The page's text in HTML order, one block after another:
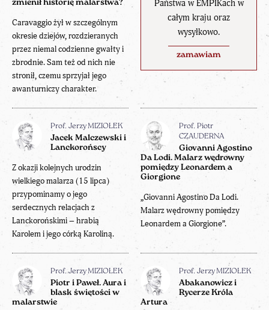
Państwa w EMPIKach w
całym kraju oraz
wysyłkowo.
zamawiam
zmienił historię malarstwa?
Caravaggio żył w szczególnym
okresie dziejów, rozdzieranych
przez niemal codzienne gwałty i
zbrodnie. Sam też od nich nie
stronił, czemu sprzyjał jego
awanturniczy charakter.
Prof. Jerzy MIZIOŁEK
Jacek Malczewski i
Lanckorońscy
Z okazji kolejnych urodzin
wielkiego malarza (15 lipca)
przypominamy o jego
serdecznych relacjach z
Lanckorońskimi – hrabią
Karolem i jego córką Karoliną.
Prof. Piotr
CZAUDERNA
Giovanni Agostino
Da Lodi. Malarz wędrowny
pomiędzy Leonardem a
Giorgione
„Giovanni Agostino Da Lodi.
Malarz wędrowny pomiędzy
Leonardem a Giorgione”.
Prof. Jerzy MIZIOŁEK
Piotr i Paweł. Aura i
blask świętości w
malarstwie
Prof. Jerzy MIZIOŁEK
Abakanowicz i
Rycerze Króla
Artura